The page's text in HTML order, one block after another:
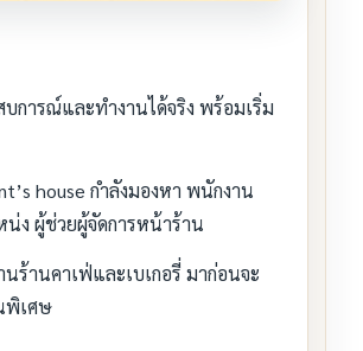
การณ์และทำงานได้จริง พร้อมเริ่ม
house กำลังมองหา พนักงาน
ง ผู้ช่วยผู้จัดการหน้าร้าน
นร้านคาเฟ่และเบเกอรี่ มาก่อนจะ
พิเศษ